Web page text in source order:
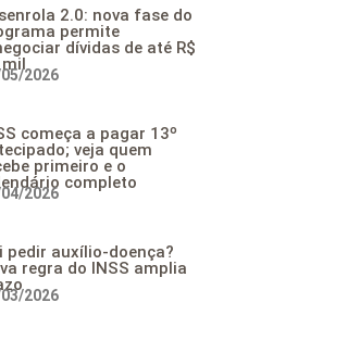
2.0: nova fase do
permite
dívidas de até R$
mil
2026
começa a pagar 13º
veja quem
primeiro e o
completo
2026
pedir auxílio-doença?
regra do INSS amplia
2026